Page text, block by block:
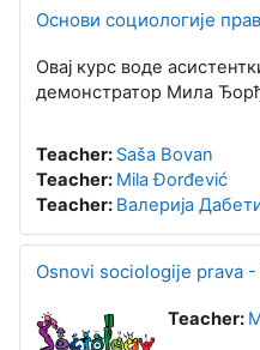
Основи социологије
Овај курс воде
демонстратор Мила
Teacher: Saša Bovan
Teacher: Mila Đorđević
Teacher: Валерија
Osnovi sociologije prava -
Teacher: